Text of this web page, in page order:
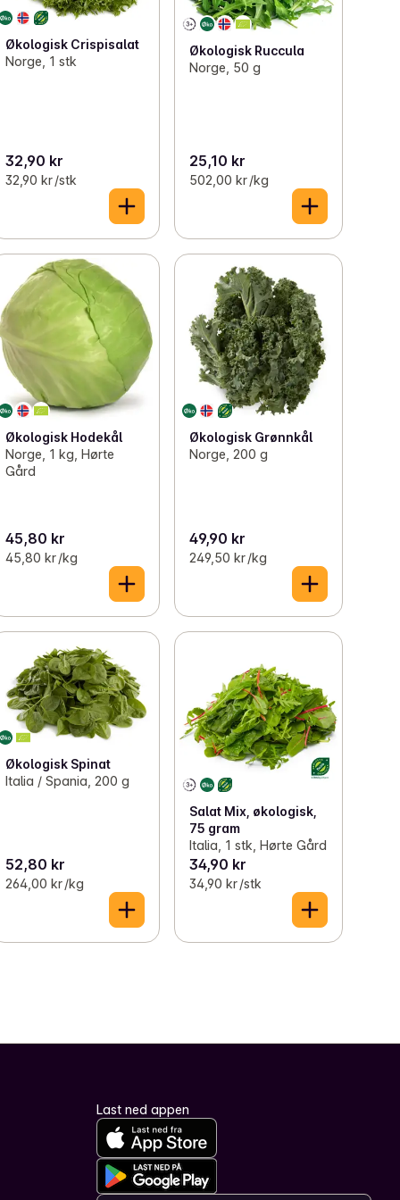
Økologisk Crispisalat
Norge, 1 stk
32,90 kr
32,90 kr /stk
Økologisk Ruccula
Norge, 50 g
25,10 kr
502,00 kr /kg
Økologisk Hodekål
Norge, 1 kg, Hørte
Gård
45,80 kr
45,80 kr /kg
Økologisk Grønnkål
Norge, 200 g
49,90 kr
249,50 kr /kg
Økologisk Spinat
Italia / Spania, 200 g
52,80 kr
264,00 kr /kg
Salat Mix, økologisk,
75 gram
Italia, 1 stk, Hørte Gård
34,90 kr
34,90 kr /stk
Last ned appen